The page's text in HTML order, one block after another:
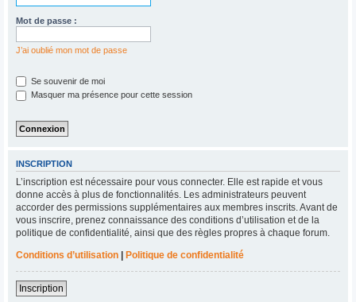
Mot de passe :
J’ai oublié mon mot de passe
Se souvenir de moi
Masquer ma présence pour cette session
INSCRIPTION
L’inscription est nécessaire pour vous connecter. Elle est rapide et vous
donne accès à plus de fonctionnalités. Les administrateurs peuvent
accorder des permissions supplémentaires aux membres inscrits. Avant de
vous inscrire, prenez connaissance des conditions d’utilisation et de la
politique de confidentialité, ainsi que des règles propres à chaque forum.
Conditions d’utilisation
Politique de confidentialité
Inscription